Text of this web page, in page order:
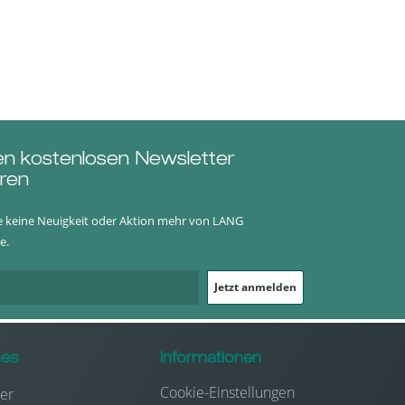
kostenlosen Newsletter
keine Neuigkeit oder Aktion mehr von LANG
Jetzt anmelden
Informationen
Cookie-Einstellungen